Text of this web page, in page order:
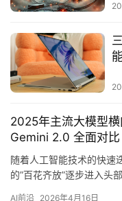
2025年主流大模型
Gemini 2.0 全面对比
随着人工智能技术的快速
的”百花齐放”逐步进入头
AI前沿 2026年4月16日